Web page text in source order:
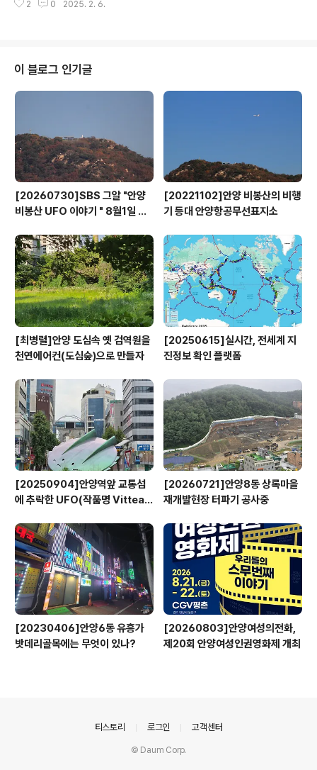
제로 우리동네 '마을신문 금천in'에 기고한 마지막 기사 입
흥군은 금천과 구로, 영등포, 동작, 관악, 광명과 안양, 과천,
의왕, 안산을 포괄하는 광활한 지역이었다. 1차 시흥농민봉
기는 1894년의 갑오농민전쟁이 미완의 혁명으로 끝난지
2 0 2025. 2. 6.
이 블로그 인기글
[20260730]SBS 그알 "안양
비봉산 UFO 이야기 " 8월1일 방
[20221102]안양 비봉산의 비행
기 등대 안양항공무선표지소
[최병렬]안양 도심속 옛 검역원을
천연에어컨(도심숲)으로 만들자
[20250615]실시간, 전세계 지
진정보 확인 플랫폼
[20250904]안양역앞 교통섬
에 추락한 UFO(작품명 Vitteau
[20260721]안양8동 상록마을
재개발현장 터파기 공사중
[20230406]안양6동 유흥가
밧데리골목에는 무엇이 있나?
[20260803]안양여성의전화,
제20회 안양여성인권영화제 개최
티스토리 로그인 고객센터
© Daum Corp.